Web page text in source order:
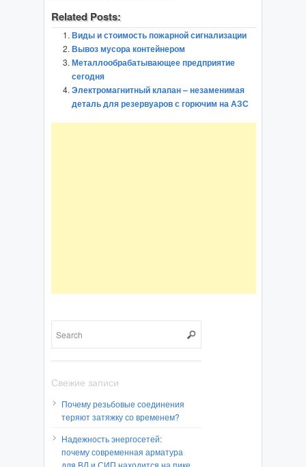
Related Posts:
Виды и стоимость пожарной сигнализации
Вывоз мусора контейнером
Металлообрабатывающее предприятие
сегодня
Электромагнитный клапан – незаменимая
деталь для резервуаров с горючим на АЗС
Свежие записи
Почему резьбовые соединения
теряют затяжку со временем?
Надежность энергосетей:
почему современная арматура